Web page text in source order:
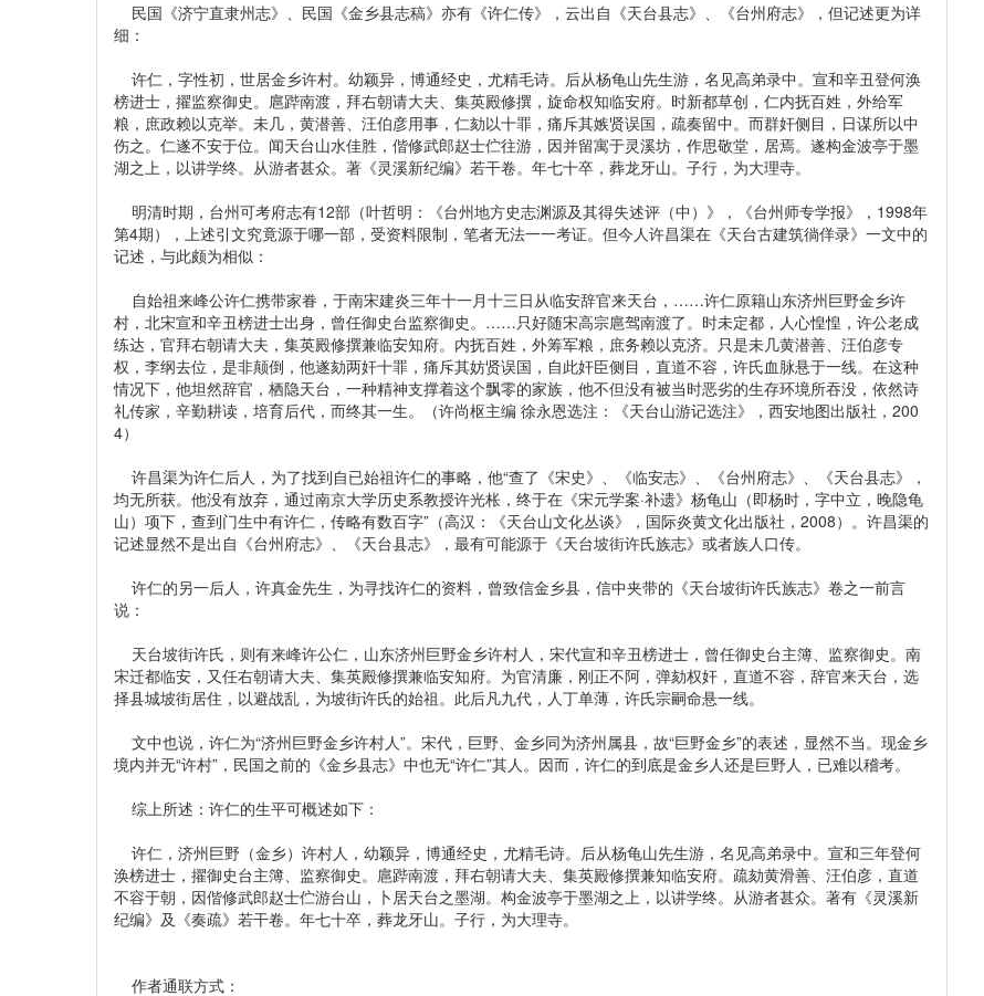
民国《济宁直隶州志》、民国《金乡县志稿》亦有《许仁传》，云出自《天台县志》、《台州府志》，但记述更为详
细：
许仁，字性初，世居金乡许村。幼颖异，博通经史，尤精毛诗。后从杨龟山先生游，名见高弟录中。宣和辛丑登何涣
榜进士，擢监察御史。扈跸南渡，拜右朝请大夫、集英殿修撰，旋命权知临安府。时新都草创，仁内抚百姓，外给军
粮，庶政赖以克举。未几，黄潜善、汪伯彦用事，仁劾以十罪，痛斥其嫉贤误国，疏奏留中。而群奸侧目，日谋所以中
伤之。仁遂不安于位。闻天台山水佳胜，偕修武郎赵士伫往游，因并留寓于灵溪坊，作思敬堂，居焉。遂构金波亭于墨
湖之上，以讲学终。从游者甚众。著《灵溪新纪编》若干卷。年七十卒，葬龙牙山。子行，为大理寺。
明清时期，台州可考府志有12部（叶哲明：《台州地方史志渊源及其得失述评（中）》，《台州师专学报》，1998年
第4期），上述引文究竟源于哪一部，受资料限制，笔者无法一一考证。但今人许昌渠在《天台古建筑徜佯录》一文中的
记述，与此颇为相似：
自始祖来峰公许仁携带家眷，于南宋建炎三年十一月十三日从临安辞官来天台，……许仁原籍山东济州巨野金乡许
村，北宋宣和辛丑榜进士出身，曾任御史台监察御史。……只好随宋高宗扈驾南渡了。时未定都，人心惶惶，许公老成
练达，官拜右朝请大夫，集英殿修撰兼临安知府。内抚百姓，外筹军粮，庶务赖以克济。只是未几黄潜善、汪伯彦专
权，李纲去位，是非颠倒，他遂劾两奸十罪，痛斥其妨贤误国，自此奸臣侧目，直道不容，许氏血脉悬于一线。在这种
情况下，他坦然辞官，栖隐天台，一种精神支撑着这个飘零的家族，他不但没有被当时恶劣的生存环境所吞没，依然诗
礼传家，辛勤耕读，培育后代，而终其一生。（许尚枢主编 徐永恩选注：《天台山游记选注》，西安地图出版社，200
4）
许昌渠为许仁后人，为了找到自已始祖许仁的事略，他“查了《宋史》、《临安志》、《台州府志》、《天台县志》，
均无所获。他没有放弃，通过南京大学历史系教授许光枨，终于在《宋元学案·补遗》杨龟山（即杨时，字中立，晚隐龟
山）项下，查到门生中有许仁，传略有数百字”（高汉：《天台山文化丛谈》，国际炎黄文化出版社，2008）。许昌渠的
记述显然不是出自《台州府志》、《天台县志》，最有可能源于《天台坡街许氏族志》或者族人口传。
许仁的另一后人，许真金先生，为寻找许仁的资料，曾致信金乡县，信中夹带的《天台坡街许氏族志》卷之一前言
说：
天台坡街许氏，则有来峰许公仁，山东济州巨野金乡许村人，宋代宣和辛丑榜进士，曾任御史台主簿、监察御史。南
宋迁都临安，又任右朝请大夫、集英殿修撰兼临安知府。为官清廉，刚正不阿，弹劾权奸，直道不容，辞官来天台，选
择县城坡街居住，以避战乱，为坡街许氏的始祖。此后凡九代，人丁单薄，许氏宗嗣命悬一线。
文中也说，许仁为“济州巨野金乡许村人”。宋代，巨野、金乡同为济州属县，故“巨野金乡”的表述，显然不当。现金乡
境内并无“许村”，民国之前的《金乡县志》中也无“许仁”其人。因而，许仁的到底是金乡人还是巨野人，已难以稽考。
综上所述：许仁的生平可概述如下：
许仁，济州巨野（金乡）许村人，幼颖异，博通经史，尤精毛诗。后从杨龟山先生游，名见高弟录中。宣和三年登何
涣榜进士，擢御史台主簿、监察御史。扈跸南渡，拜右朝请大夫、集英殿修撰兼知临安府。疏劾黄滑善、汪伯彦，直道
不容于朝，因偕修武郎赵士伫游台山，卜居天台之墨湖。构金波亭于墨湖之上，以讲学终。从游者甚众。著有《灵溪新
纪编》及《奏疏》若干卷。年七十卒，葬龙牙山。子行，为大理寺。
作者通联方式：